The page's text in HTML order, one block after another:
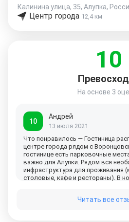
Калинина улица, 35, Алупка,
Центр города 12,4 км
10
На основе 3
10
Андрей
13 июля 2021
Что понравилось — Гостиница
центре города рядом с
гостинице есть парковочные
важно для Алупки. Рядом вся
инфраструктура для проживания
столовые, кафе и рестораны). В
были). Хозяева оченьЧитать все